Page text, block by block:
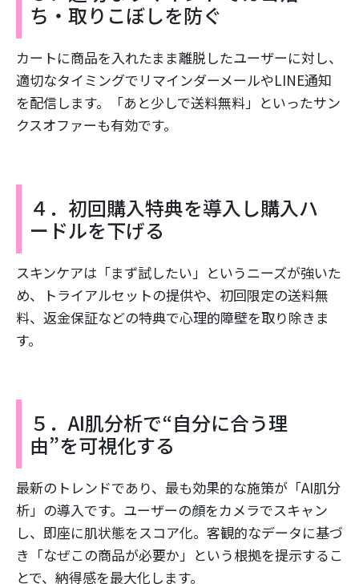
ち・取りこぼしを防ぐ
カートに商品を入れたまま離脱したユーザーに対し、
適切なタイミングでリマインダーメールやLINE通知
を配信します。「あと少しで送料無料」といったサン
クスオファーも有効です。
４．初回購入特典を導入し購入ハ
ードルを下げる
スキンケアは「まず試したい」というニーズが強いた
め、トライアルセットの提供や、初回限定の送料無
料、返金保証などの特典で心理的障壁を取り除きま
す。
５．AI肌分析で“自分に合う理
由”を可視化する
最新のトレンドであり、最も効果的な施策が「AI肌分
析」の導入です。ユーザーの顔をカメラでスキャン
し、即座に肌状態をスコア化。客観的なデータに基づ
き「なぜこの商品が必要か」という根拠を提示するこ
とで、納得感を最大化します。